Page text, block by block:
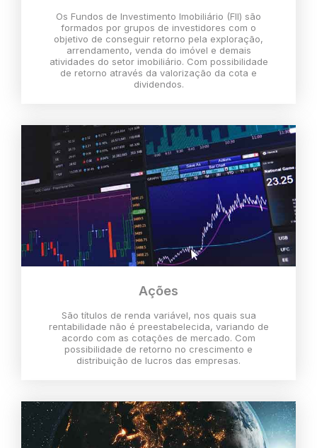
Os Fundos de Investimento Imobiliário (FII) são
formados por grupos de investidores com o
objetivo de conseguir retorno pela exploração,
arrendamento, venda do imóvel e demais
atividades do setor imobiliário. Com possibilidade
de retorno através da valorização da cota e
dividendos.
Ações
São títulos de renda variável, nos quais sua
rentabilidade não é preestabelecida, variando de
acordo com as cotações de mercado. Com
possibilidade de retorno no crescimento e
distribuição de lucros das empresas.